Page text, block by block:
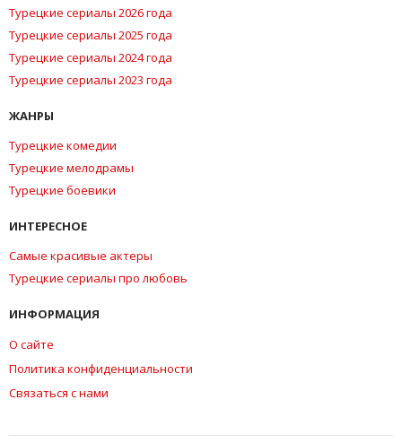
Турецкие сериалы 2026 года
Турецкие сериалы 2025 года
Турецкие сериалы 2024 года
Турецкие сериалы 2023 года
ЖАНРЫ
Турецкие комедии
Турецкие мелодрамы
Турецкие боевики
ИНТЕРЕСНОЕ
Самые красивые актеры
Турецкие сериалы про любовь
ИНФОРМАЦИЯ
О сайте
Политика конфиденциальности
Связаться с нами